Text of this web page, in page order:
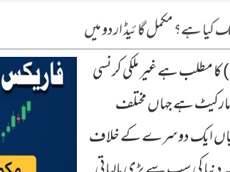
کیا ہے؟ مکمل گائیڈ اردو میں
فاریکس (FX) کا مطلب ہے غیر ملکی کرنسی
مارکیٹ ہے جہاں مختلف
ایک دوسرے کے خلاف